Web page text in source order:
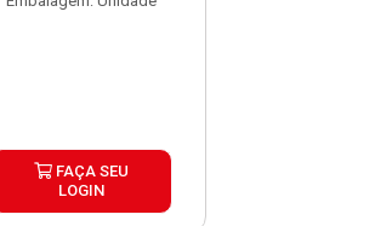
FAÇA SEU
LOGIN